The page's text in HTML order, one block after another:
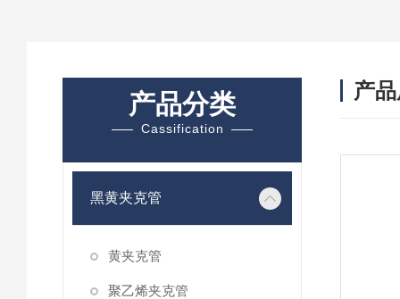
产品分类
Cassification
黑黄夹克管
黄夹克管
聚乙烯夹克管
产